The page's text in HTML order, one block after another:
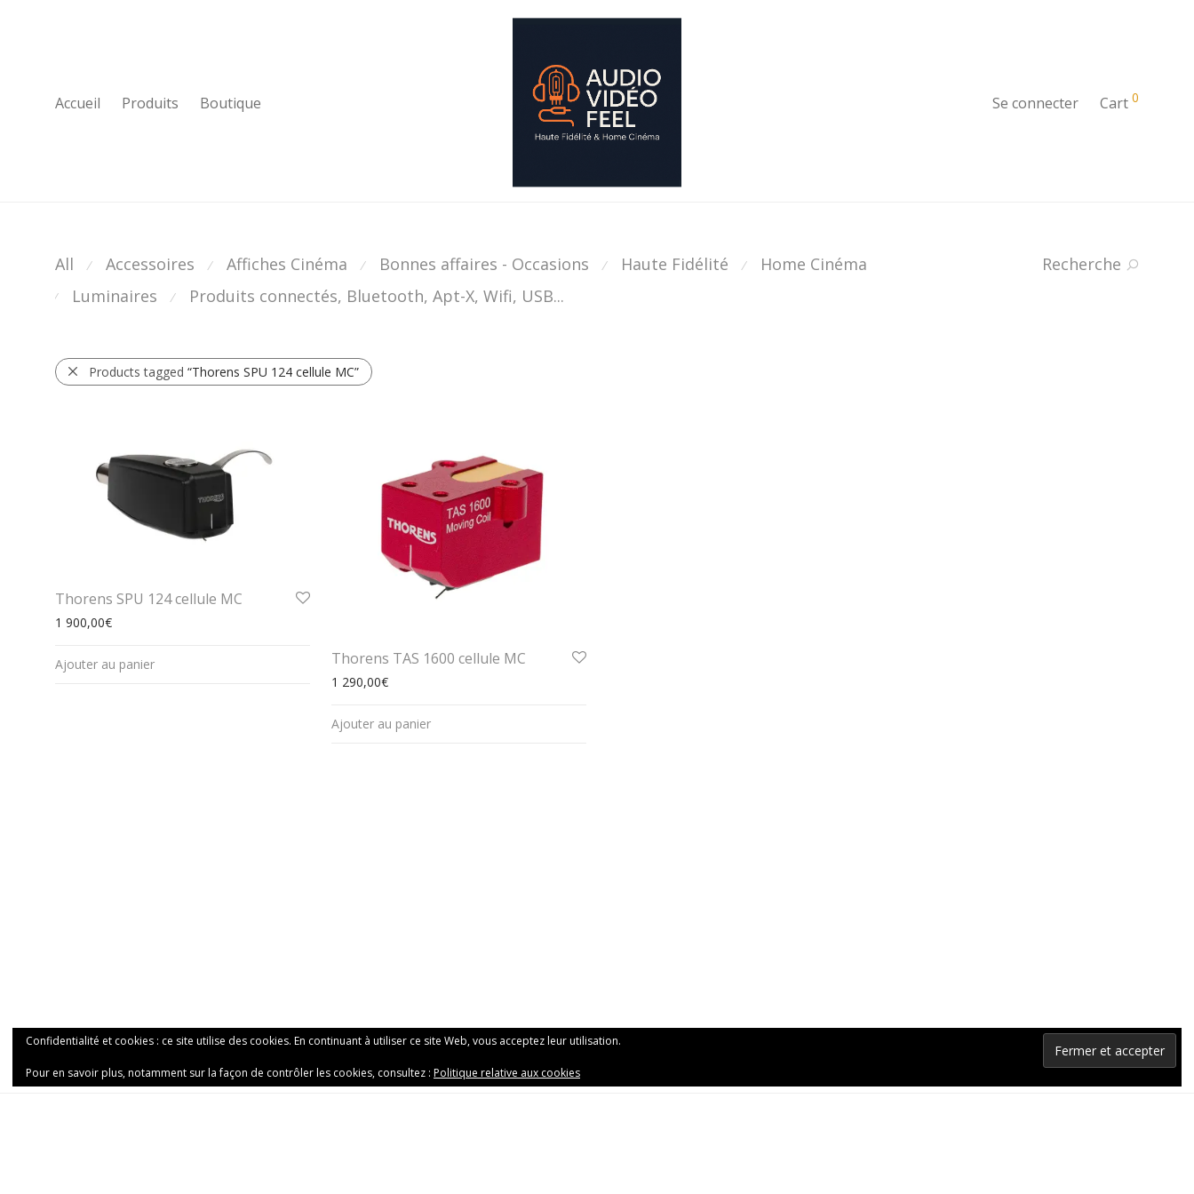
Accueil Produits Boutique Se connecter Cart 0
Recherche
All ⁄ Accessoires ⁄ Affiches Cinéma ⁄ Bonnes affaires - Occasions ⁄ Haute Fidélité ⁄ Home Cinéma
⁄ Luminaires ⁄ Produits connectés, Bluetooth, Apt-X, Wifi, USB...
Products tagged “Thorens SPU 124 cellule MC”
Thorens SPU 124 cellule MC
1 900,00€
Ajouter au panier Thorens TAS 1600 cellule MC
1 290,00€
Ajouter au panier
Confidentialité et cookies : ce site utilise des cookies. En continuant à utiliser ce site Web, vous acceptez leur utilisation.
Pour en savoir plus, notamment sur la façon de contrôler les cookies, consultez : Politique relative aux cookies